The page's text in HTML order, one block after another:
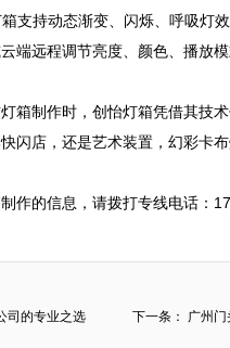
支持动态渐变、闪烁、呼吸
端远程调节亮度、颜色、播放
箱制作时，创怡灯箱凭借其技
闪店，还是艺术装置，幻彩卡
司的专业之选 下一条： 广州